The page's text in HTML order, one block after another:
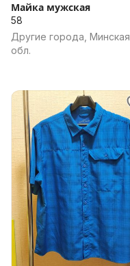
Майка мужская
58
Другие города, Минская
обл.